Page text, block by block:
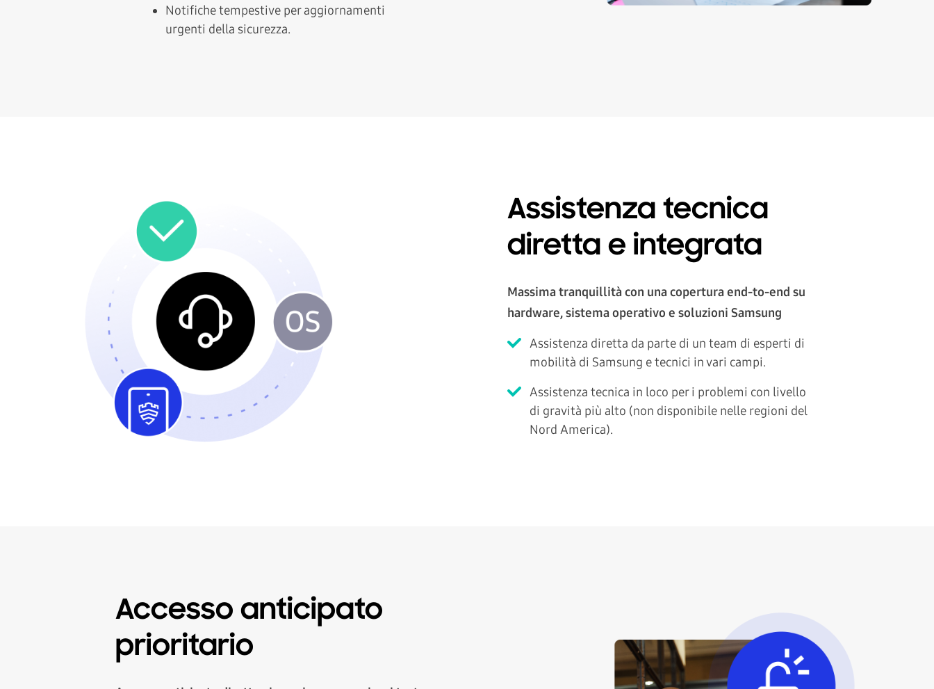
Notifiche tempestive per aggiornamenti
urgenti della sicurezza.
Assistenza tecnica
diretta e integrata
Massima tranquillità con una copertura end-to-end su
hardware, sistema operativo e soluzioni Samsung
Assistenza diretta da parte di un team di esperti di
mobilità di Samsung e tecnici in vari campi.
Assistenza tecnica in loco per i problemi con livello
di gravità più alto (non disponibile nelle regioni del
Nord America).
Accesso anticipato
prioritario